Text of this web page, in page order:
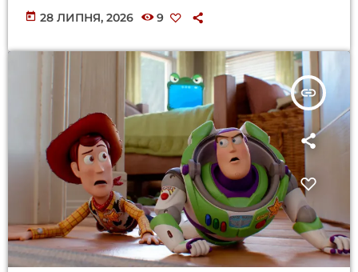
today 28 ЛИПНЯ, 2026 9
insert_link